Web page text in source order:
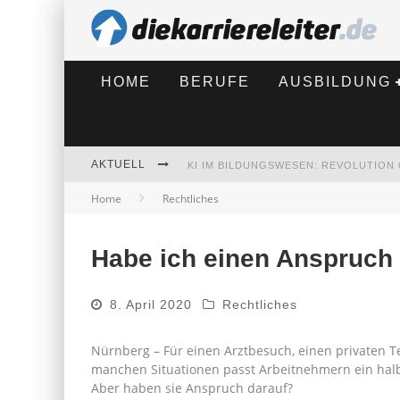
HOME BERUFE AUSBILDUNG
AKTUELL
BEWERBEN 2026: WAS SICH
Home Rechtliches
Habe ich einen
8. April 2020 Rechtliches
Nürnberg – Für einen Arztbesuch, einen privaten
manchen Situationen passt Arbeitnehmern ein
Aber haben sie Anspruch darauf?